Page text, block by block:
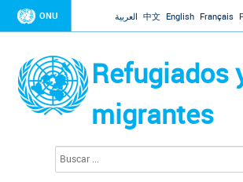
Jump to navigation
ONU العربية 中文 English Français
Refugiados
migrantes
s